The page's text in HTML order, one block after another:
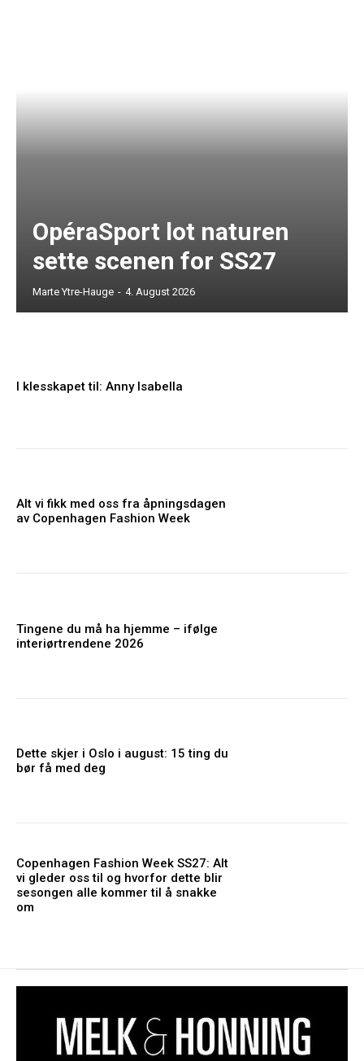
OpéraSport lot naturen
sette scenen for SS27
Marte Ytre-Hauge - 4. August 2026
I klesskapet til: Anny Isabella
Alt vi fikk med oss fra åpningsdagen
av Copenhagen Fashion Week
Tingene du må ha hjemme – ifølge
interiørtrendene 2026
Dette skjer i Oslo i august: 15 ting du
bør få med deg
Copenhagen Fashion Week SS27: Alt
vi gleder oss til og hvorfor dette blir
sesongen alle kommer til å snakke
om